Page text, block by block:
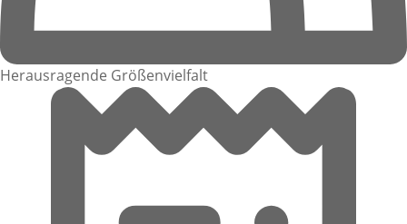
Herausragende Größenvielfalt